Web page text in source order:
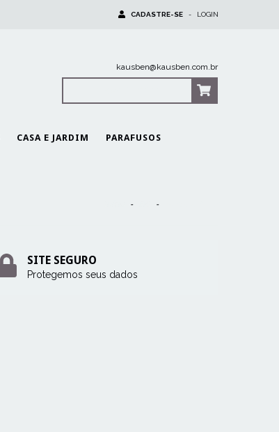
CADASTRE-SE - LOGIN
kausben@kausben.com.br
CASA E JARDIM PARAFUSOS
- -
SITE SEGURO
Protegemos seus dados